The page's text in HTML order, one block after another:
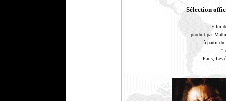
Sélection
Film
produit par
à partir
Paris, Les